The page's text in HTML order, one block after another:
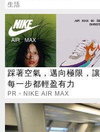
來人曝殘酷真相
生活
踩著空氣，邁向極限，讓
每一步都輕盈有力
PR・NIKE AIR MAX